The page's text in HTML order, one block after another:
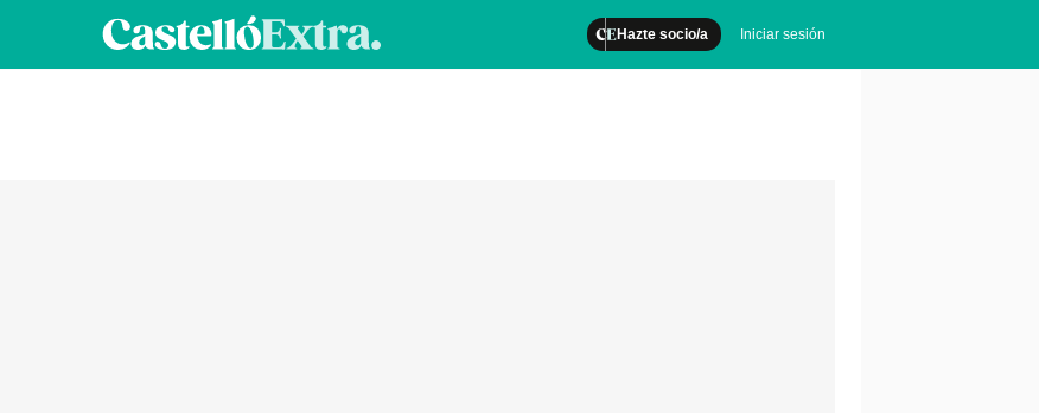
Hazte socio/a Iniciar sesión